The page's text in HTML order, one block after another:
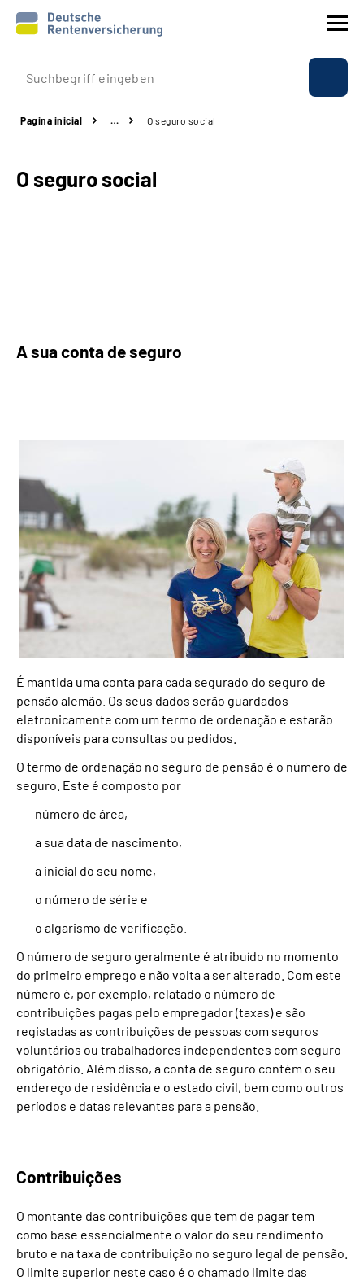
Perfil da empresa
Prestações
Language
Mein Kundenportal
Pagina inicial … O seguro social
O seguro social
A sua conta de seguro
É mantida uma conta para cada segurado do seguro de
pensão alemão. Os seus dados serão guardados
eletronicamente com um termo de ordenação e estarão
disponíveis para consultas ou pedidos.
O termo de ordenação no seguro de pensão é o número de
seguro. Este é composto por
número de área,
a sua data de nascimento,
a inicial do seu nome,
o número de série e
o algarismo de verificação.
O número de seguro geralmente é atribuído no momento
do primeiro emprego e não volta a ser alterado. Com este
número é, por exemplo, relatado o número de
contribuições pagas pelo empregador (taxas) e são
registadas as contribuições de pessoas com seguros
voluntários ou trabalhadores independentes com seguro
obrigatório. Além disso, a conta de seguro contém o seu
endereço de residência e o estado civil, bem como outros
períodos e datas relevantes para a pensão.
Contribuições
O montante das contribuições que tem de pagar tem
como base essencialmente o valor do seu rendimento
bruto e na taxa de contribuição no seguro legal de pensão.
O limite superior neste caso é o chamado limite das